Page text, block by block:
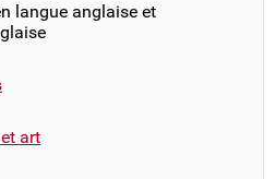
langue anglaise et
art